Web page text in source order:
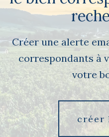
Créer une alerte
correspondants à
votre
créer